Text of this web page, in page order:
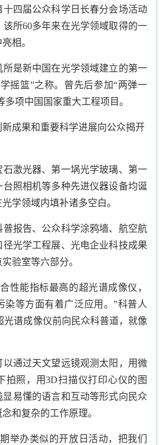
四届公众科学日长春分会场活动
所60多年来在光学领域取得的一
相。
是新中国在光学领域建立的第一
摇篮”之称。曾先后参加“两弹一
多项中国国家重大工程项目。
成果和重要科学进展向公众揭开
激光器、第一埚光学玻璃、第一
台照相机等多种先进仪器设备均诞
学领域内填补诸多空白。
报告、公众科学涂鸦墙、航空航
光学工程展、光电企业科技成果
验室等六部分。
能指标最高的超光谱成像仪，
染等方面有着广泛应用。”科普人
光谱成像仪前向民众科普道，就像
通过天文望远镜观测太阳，用微
拍照，用3D扫描仪打印心仪的图
易懂的语言和互动等形式向民众
和复杂的工作原理。
办类似的开放日活动，把我们